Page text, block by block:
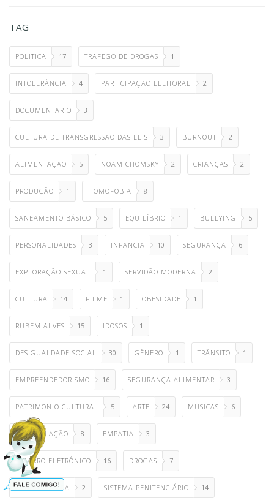
TAG
POLITICA 17 TRAFEGO DE DROGAS 1
INTOLERÂNCIA 4 PARTICIPAÇÃO ELEITORAL 2
DOCUMENTARIO 3
CULTURA DE TRANSGRESSÃO DAS LEIS 3 BURNOUT 2
ALIMENTAÇÃO 5 NOAM CHOMSKY 2 CRIANÇAS 2
PRODUÇÃO 1 HOMOFOBIA 8
SANEAMENTO BÁSICO 5 EQUILÍBRIO 1 BULLYING 5
PERSONALIDADES 3 INFANCIA 10 SEGURANÇA 6
EXPLORAÇÃO SEXUAL 1 SERVIDÃO MODERNA 2
CULTURA 14 FILME 1 OBESIDADE 1
RUBEM ALVES 15 IDOSOS 1
DESIGUALDADE SOCIAL 30 GÊNERO 1 TRÂNSITO 1
EMPREENDEDORISMO 16 SEGURANÇA ALIMENTAR 3
PATRIMONIO CULTURAL 5 ARTE 24 MUSICAS 6
MANIPULAÇÃO 8 EMPATIA 3
CIGARRO ELETRÔNICO 16 DROGAS 7
CANAL FUTURA 2 SISTEMA PENITENCIÁRIO 14